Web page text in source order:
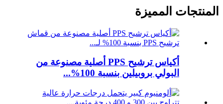
المنتجات المميزة
أكياس ترشيح PPS أصلية مصنوعة من
البولي بروبيلين بنسبة 100%...